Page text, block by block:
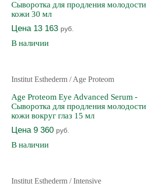
Сыворотка для продления молодости
кожи 30 мл
Цена 13 163 руб.
В наличии
Institut Esthederm / Age Proteom
Age Proteom Eye Advanced Serum -
Cыворотка для продления молодости
кожи вокруг глаз 15 мл
Цена 9 360 руб.
В наличии
Institut Esthederm / Intensive